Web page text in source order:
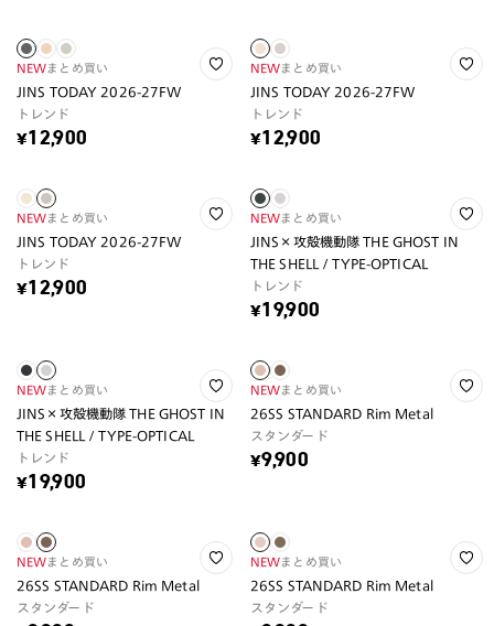
NEWまとめ買い
JINS TODAY 2026-27FW
トレンド
¥12,900
NEWまとめ買い
JINS TODAY 2026-27FW
トレンド
¥12,900
NEWまとめ買い
JINS TODAY 2026-27FW
トレンド
¥12,900
NEWまとめ買い
JINS×攻殻機動隊 THE GHOST IN
THE SHELL / TYPE-OPTICAL
トレンド
¥19,900
NEWまとめ買い
JINS×攻殻機動隊 THE GHOST IN
THE SHELL / TYPE-OPTICAL
トレンド
¥19,900
NEWまとめ買い
26SS STANDARD Rim Metal
スタンダード
¥9,900
NEWまとめ買い
26SS STANDARD Rim Metal
スタンダード
NEWまとめ買い
26SS STANDARD Rim Metal
スタンダード